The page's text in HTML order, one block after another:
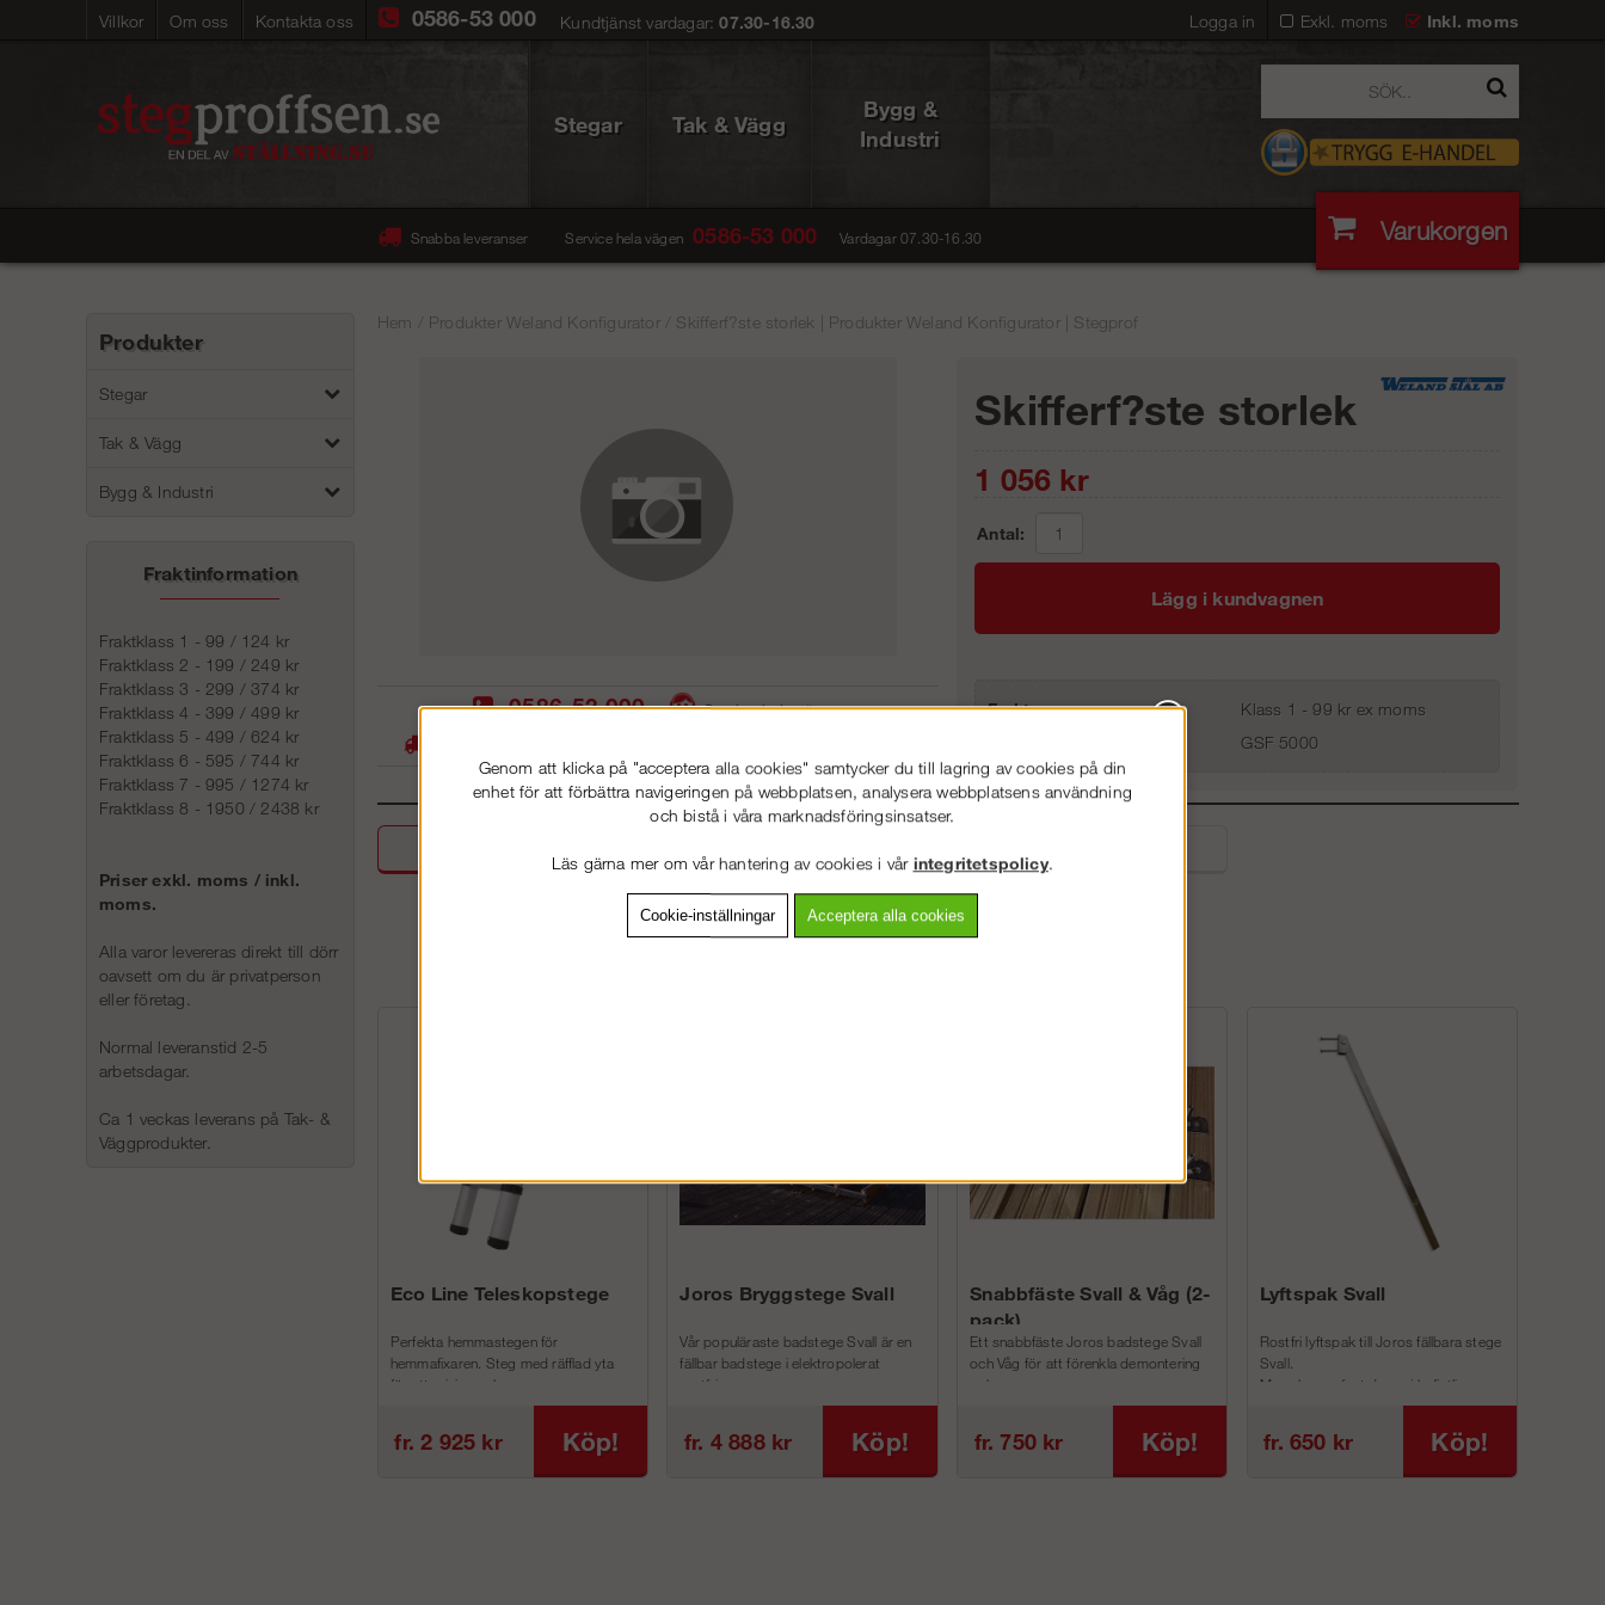
Villkor Om oss Kontakta oss Exkl. moms Inkl. moms
0586-53 000 Kundtjänst vardagar:07.30-16.30 Logga in
Stegar Tak & Vägg
Bygg &
Industri
Snabba leveranser Service hela vägen 0586-53 000 Vardagar 07.30-16.30 Varukorgen
Produkter
Stegar
Tak & Vägg
Bygg & Industri
Fraktinformation
Fraktklass 1 - 99 / 124 kr
Fraktklass 2 - 199 / 249 kr
Fraktklass 3 - 299 / 374 kr
Fraktklass 4 - 399 / 499 kr
Fraktklass 5 - 499 / 624 kr
Fraktklass 6 - 595 / 744 kr
Fraktklass 7 - 995 / 1274 kr
Fraktklass 8 - 1950 / 2438 kr
Priser exkl. moms / inkl.
moms.
Alla varor levereras direkt till dörr
oavsett om du är privatperson
eller företag.
Normal leveranstid 2-5
arbetsdagar.
Ca 1 veckas leverans på Tak- &
Väggprodukter.
Hem Produkter Weland Konfigurator/ Skifferf?ste storlek | Produkter Weland Konfigurator | Stegprof
0586-53 000
Service hela vägen
Skifferf?ste storlek
1 056 kr
Antal:
Lägg i kundvagnen
Frakt:
Klass 1 - 99 kr ex moms
GSF 5000
Andra köpte även
Eco Line Teleskopstege
Perfekta hemmastegen för
hemmafixaren. Steg med räfflad yta
för att minimera h...
fr. 2 925 kr Köp!
Joros Bryggstege Svall
Vår populäraste badstege Svall är en
fällbar badstege i elektropolerat
rostfri...
fr. 4 888 kr Köp!
Snabbfäste Svall & Våg (2-
pack)
Ett snabbfäste Joros badstege Svall
och Våg för att förenkla demontering
och m...
fr. 750 kr Köp!
Lyftspak Svall
Rostfri lyftspak till Joros fällbara stege
Svall.
Man skruvar fast denna i befintliga
fr. 650 kr Köp!
Genom att klicka på "acceptera alla cookies" samtycker du till lagring av cookies på din
enhet för att förbättra navigeringen på webbplatsen, analysera webbplatsens användning
och bistå i våra marknadsföringsinsatser.
Läs gärna mer om vår hantering av cookies i vår integritetspolicy.
Cookie-inställningar Acceptera alla cookies
VÄNLIGEN VÄLJ PRIVAT ELLER FÖRETAG NEDAN.